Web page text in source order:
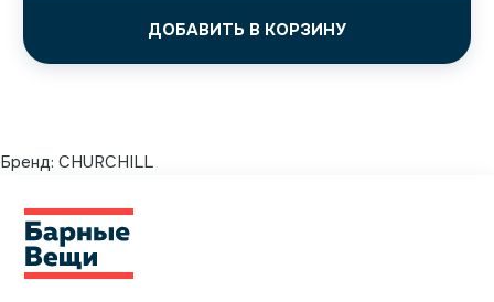
ДОБАВИТЬ В КОРЗИНУ
Бренд: CHURCHILL